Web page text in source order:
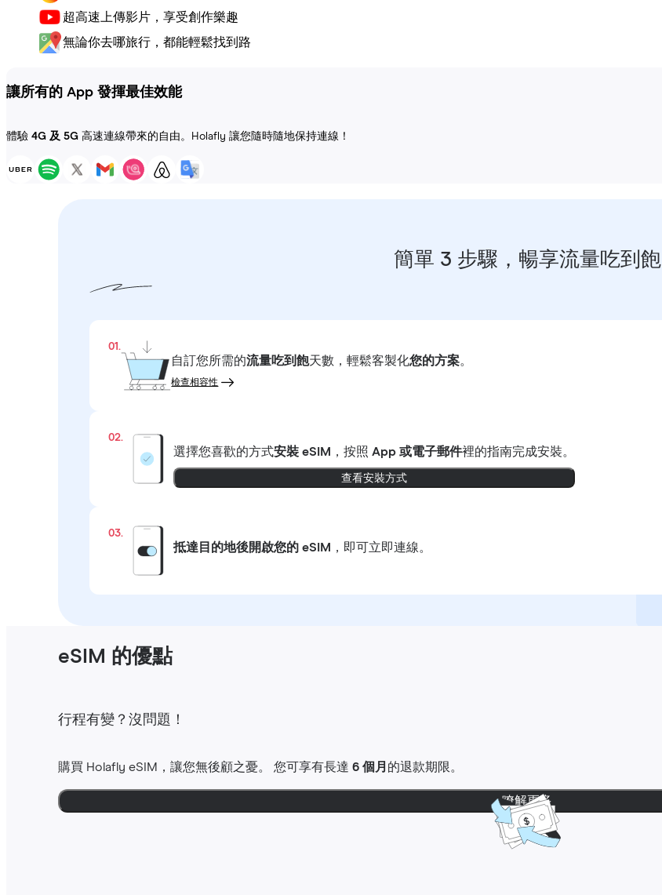
超高速上傳影片，享受創作樂趣
無論你去哪旅行，都能輕鬆找到路
讓所有的 App 發揮最佳效能
體驗 4G 及 5G 高速連線帶來的自由。Holafly 讓您隨時隨地保持連線！
簡單 3 步驟，暢享流量吃到飽
01.
自訂您所需的流量吃到飽天數，輕鬆客製化您的方案。
檢查相容性
02.
選擇您喜歡的方式安裝 eSIM ，按照 App 或電子郵件裡的指南完成安裝。
查看安裝方式
03.
抵達目的地後開啟您的 eSIM ，即可立即連線。
eSIM 的優點
行程有變？沒問題！
購買 Holafly eSIM，讓您無後顧之憂。 您可享有長達6 個月 的退款期限。
瞭解更多